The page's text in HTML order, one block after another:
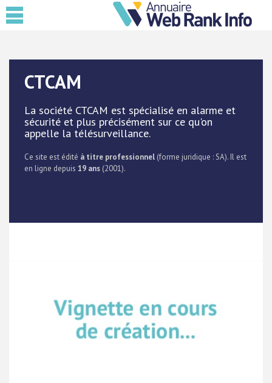
CTCAM
La société CTCAM est spécialisé en alarme et
sécurité et plus précisément sur ce qu'on
appelle la télésurveillance.
Ce site est édité à titre professionnel (forme juridique : SA). Il est
en ligne depuis 19 ans (2001).